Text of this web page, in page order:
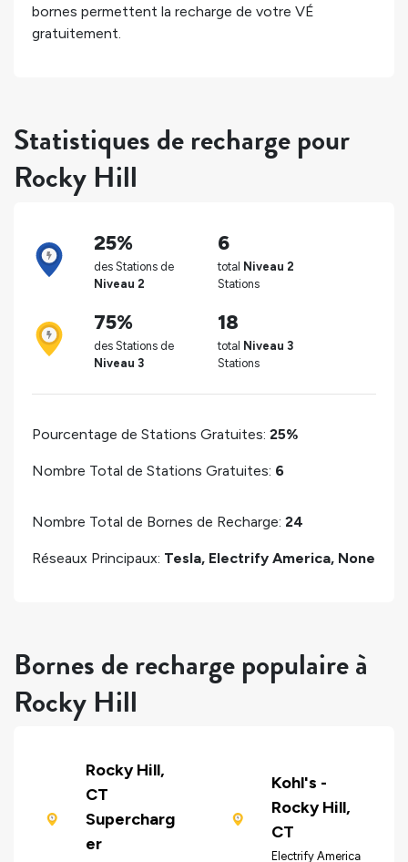
bornes permettent la recharge de votre VÉ
gratuitement.
Statistiques de recharge pour
Rocky Hill
25%
des Stations de
Niveau 2
6
total Niveau 2
Stations
75%
des Stations de
Niveau 3
18
total Niveau 3
Stations
Pourcentage de Stations Gratuites: 25%
Nombre Total de Stations Gratuites: 6
Nombre Total de Bornes de Recharge: 24
Réseaux Principaux: Tesla, Electrify America, None
Bornes de recharge populaire à
Rocky Hill
Rocky Hill,
CT
Supercharg
er
Kohl's -
Rocky Hill,
CT
Electrify America